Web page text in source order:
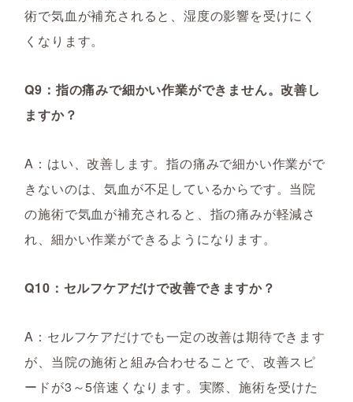
術で気血が補充されると、湿度の影響を受けにく
くなります。
Q9：指の痛みで細かい作業ができません。改善し
ますか？
A：はい、改善します。指の痛みで細かい作業がで
きないのは、気血が不足しているからです。当院
の施術で気血が補充されると、指の痛みが軽減さ
れ、細かい作業ができるようになります。
Q10：セルフケアだけで改善できますか？
A：セルフケアだけでも一定の改善は期待できます
が、当院の施術と組み合わせることで、改善スピ
ードが3～5倍速くなります。実際、施術を受けた